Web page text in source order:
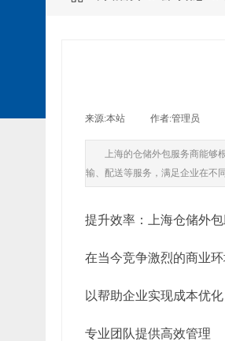
来源:本站 作者:管理员
上海的仓储外包服务商能
输、配送等服务，满足企业在不
提升效率：上海仓储外
在当今竞争激烈的商业
以帮助企业实现成本优
专业团队提供高效管理